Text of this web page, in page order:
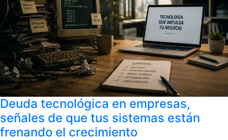
Deuda tecnológica en empresas,
señales de que tus sistemas están
frenando el crecimiento